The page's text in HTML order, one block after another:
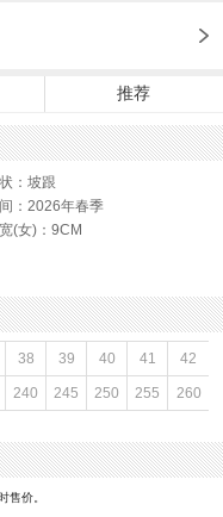
推荐
：坡跟
：2026年春季
(女)：9CM
色
：1.5CM
：圆头
：纯色
：车线胶粘
：猪皮革
38 39 40 41 42
240 245 250 255 260
售价。